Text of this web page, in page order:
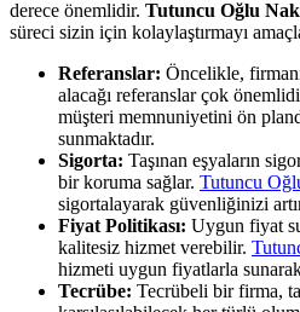
derece önemlidir. Tutuncu Oğlu
süreci sizin için kolaylaştırmayı
Referanslar: Öncelikle,
alacağı referanslar çok
müşteri memnuniyetini ön
sunmaktadır.
Sigorta: Taşınan eşyaların
bir koruma sağlar. Tutuncu
sigortalayarak güvenliğinizi
Fiyat Politikası: Uygun fiyat
kalitesiz hizmet verebilir.
hizmeti uygun fiyatlarla
Tecrübe: Tecrübeli bir firma,